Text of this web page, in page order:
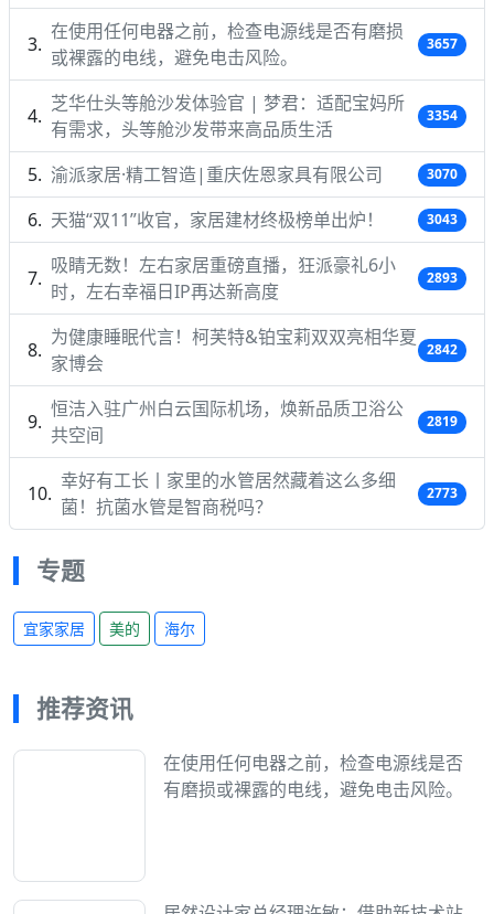
在使用任何电器之前，检查电源线是否有磨损
或裸露的电线，避免电击风险。
3657
芝华仕头等舱沙发体验官 | 梦君：适配宝妈所
有需求，头等舱沙发带来高品质生活
3354
渝派家居·精工智造|重庆佐恩家具有限公司 3070
天猫“双11”收官，家居建材终极榜单出炉！ 3043
吸睛无数！左右家居重磅直播，狂派豪礼6小
时，左右幸福日IP再达新高度
2893
为健康睡眠代言！柯芙特&铂宝莉双双亮相华夏
家博会
2842
恒洁入驻广州白云国际机场，焕新品质卫浴公
共空间
2819
幸好有工长丨家里的水管居然藏着这么多细
菌！抗菌水管是智商税吗？
2773
专题
宜家家居 美的 海尔
推荐资讯
在使用任何电器之前，检查电源线是否
有磨损或裸露的电线，避免电击风险。